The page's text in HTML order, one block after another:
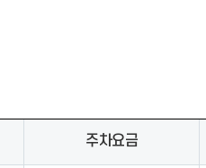
주차요금